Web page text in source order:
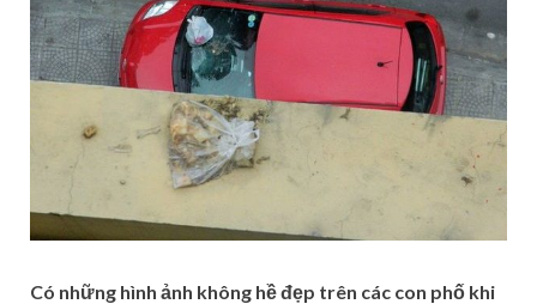
Có những hình ảnh không hề đẹp trên các con phố khi